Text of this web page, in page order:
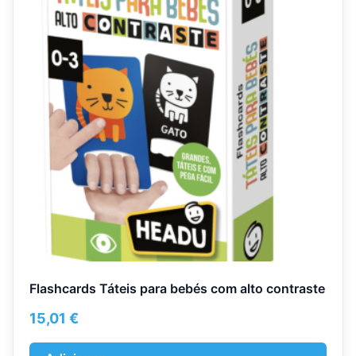
Flashcards Táteis para bebés com alto contraste
15,01 €